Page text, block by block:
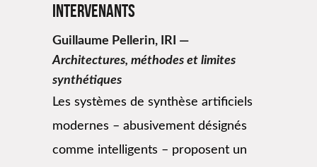
Intervenants
Guillaume Pellerin, IRI —
Architectures, méthodes et limites
synthétiques
Les systèmes de synthèse artificiels
modernes – abusivement désignés
comme intelligents – proposent un